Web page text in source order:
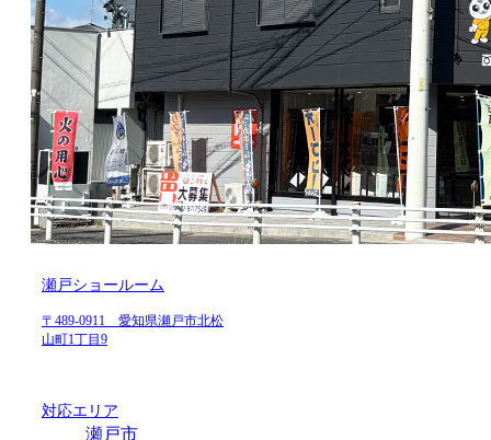
瀬戸ショールーム
〒489-0911 愛知県瀬戸市北松
山町1丁目9
対応エリア
瀬戸市